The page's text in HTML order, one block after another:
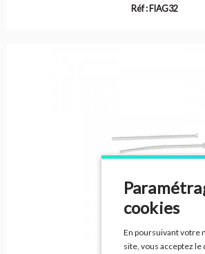
Réf : FIAG32
cookies
En poursuivant votre
site, vous acceptez le